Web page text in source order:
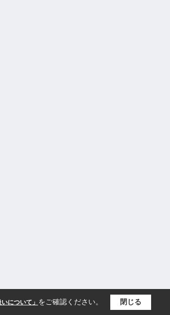
について」 をご確認ください。 閉じる